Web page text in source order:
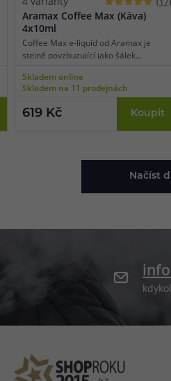
Aramax Coffee Max (Káva)
4x10ml
Coffee Max e-liquid od Aramax je
stejně povzbuzující jako šálek
Aromatická chuť pražených kávových
zrn je ideální pro celodenní vaping.
Skladem online
Skladem na 11 prodejnách
619 Kč Koupit
Načíst